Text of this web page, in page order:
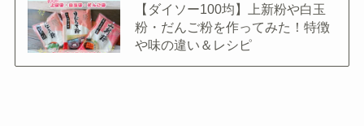
【ダイソー100均】上新粉や白玉
粉・だんご粉を作ってみた！特徴
や味の違い＆レシピ